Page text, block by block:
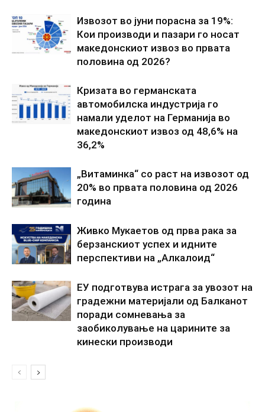
Извозот во јуни порасна за 19%:
Кои производи и пазари го носат
македонскиот извоз во првата
половина од 2026?
Кризата во германската
автомобилска индустрија го
намали уделот на Германија во
македонскиот извоз од 48,6% на
36,2%
„Витаминка“ со раст на извозот од
20% во првата половина од 2026
година
Живко Мукаетов од прва рака за
берзанскиот успех и идните
перспективи на „Алкалоид“
ЕУ подготвува истрага за увозот на
градежни материјали од Балканот
поради сомневања за
заобиколување на царините за
кинески производи